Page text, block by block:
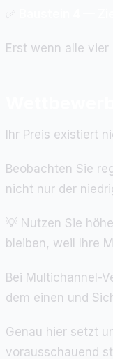
Erst wenn alle
Ihr Preis existiert
Beobachten Sie
nicht nur der
💡 Nutzen Sie
bleiben, weil Ihre
Bei Multichannel-
dem einen und
Genau hier setzt
vorausschauend